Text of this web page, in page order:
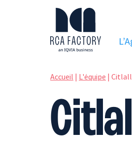
o
y
Accueil | L'équipe |